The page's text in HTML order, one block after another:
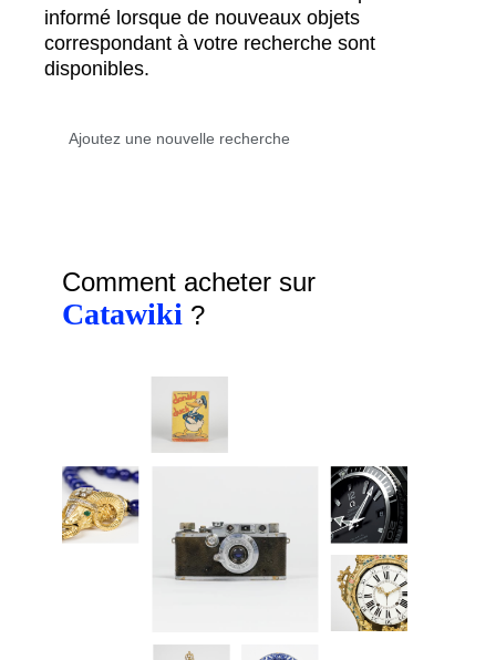
informé lorsque de nouveaux objets
correspondant à votre recherche sont
disponibles.
Comment acheter sur
Catawiki ?